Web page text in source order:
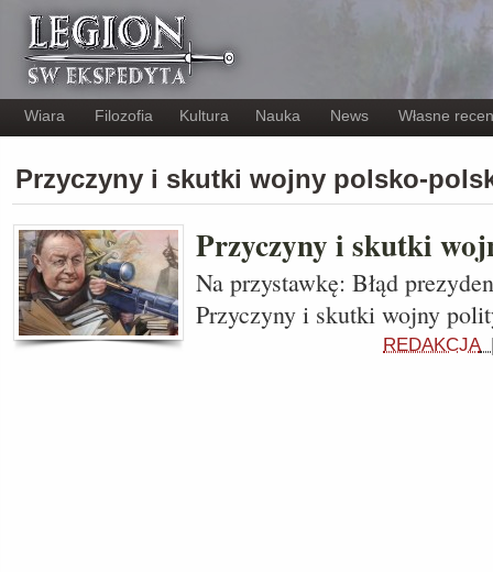
Wiara Filozofia Kultura Nauka News Własne
Przyczyny i skutki wojny polsko-
Przyczyny i skutki
Na przystawkę: Błąd
Przyczyny i skutki wojny
REDAKCJA